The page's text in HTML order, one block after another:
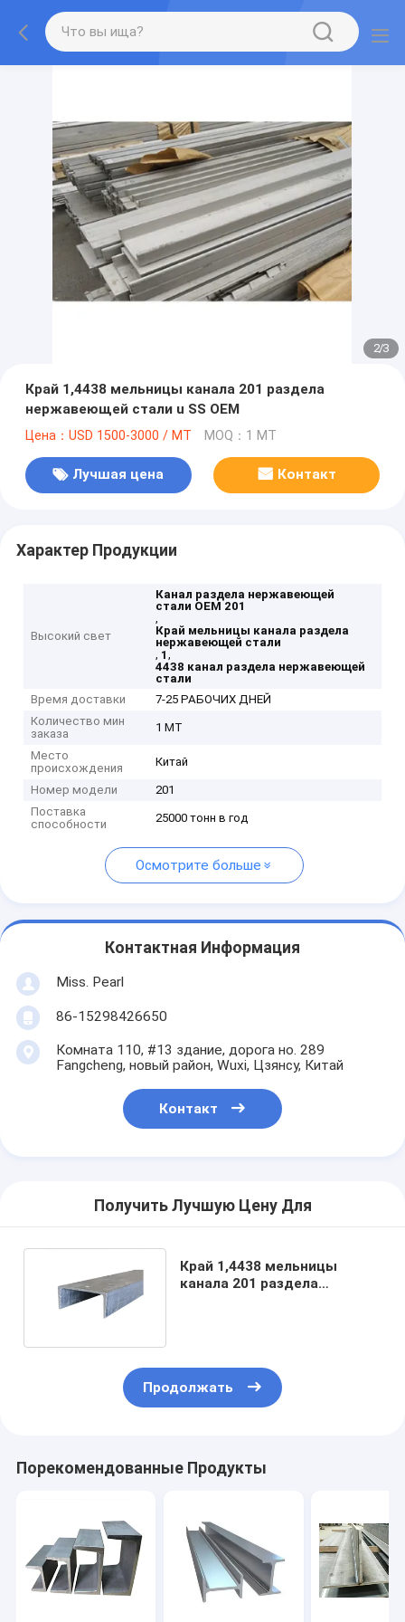
2/3
Край 1,4438 мельницы канала 201 раздела
нержавеющей стали u SS OEM
Цена：USD 1500-3000 / MT MOQ：1 MT
Лучшая цена Контакт
Характер Продукции
Высокий свет
Канал раздела нержавеющей
стали OEM 201
,
Край мельницы канала раздела
нержавеющей стали
, 1,
4438 канал раздела нержавеющей
стали
Время доставки
7-25 РАБОЧИХ ДНЕЙ
Количество мин
заказа
1 MT
Место
происхождения
Китай
Номер модели
201
Поставка
способности
25000 тонн в год
Осмотрите больше
Контактная Информация
Miss. Pearl
86-15298426650
Комната 110, #13 здание, дорога но. 289
Fangcheng, новый район, Wuxi, Цзянсу, Китай
Контакт
Получить Лучшую Цену Для
Край 1,4438 мельницы
канала 201 раздела
Продолжать
Порекомендованные Продукты